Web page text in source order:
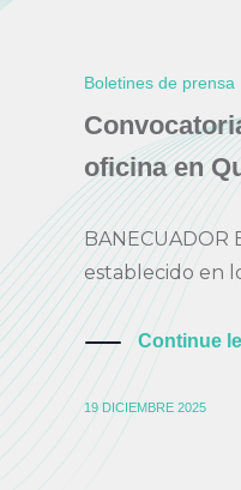
Boletines de prensa
oficina en
BANECUADOR
establecido en
Continue
19 DICIEMBRE 2025